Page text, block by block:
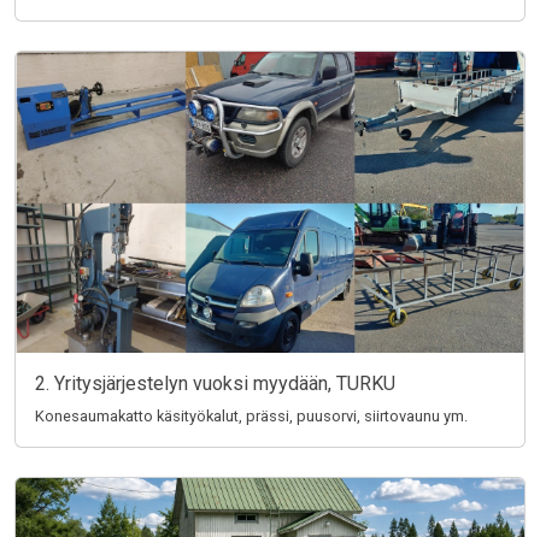
2. Yritysjärjestelyn vuoksi myydään, TURKU
Konesaumakatto käsityökalut, prässi, puusorvi, siirtovaunu ym.